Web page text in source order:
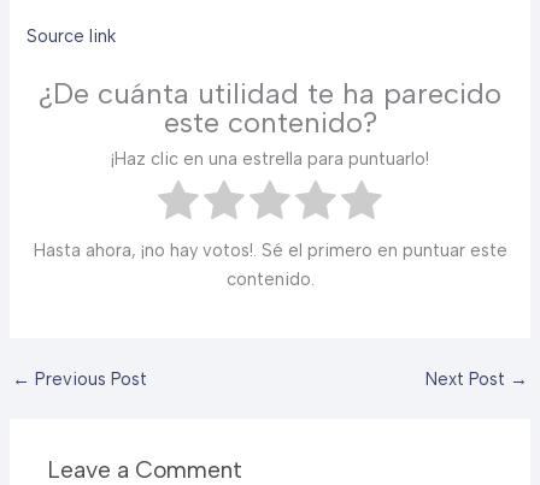
Source link
¿De cuánta utilidad te ha parecido
este contenido?
¡Haz clic en una estrella para puntuarlo!
Hasta ahora, ¡no hay votos!. Sé el primero en puntuar este
contenido.
← Previous Post Next Post →
Leave a Comment